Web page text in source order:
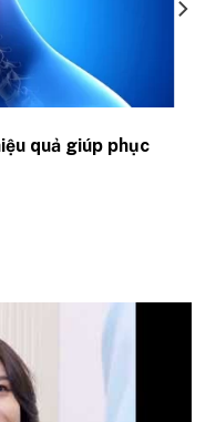
quả giúp phục